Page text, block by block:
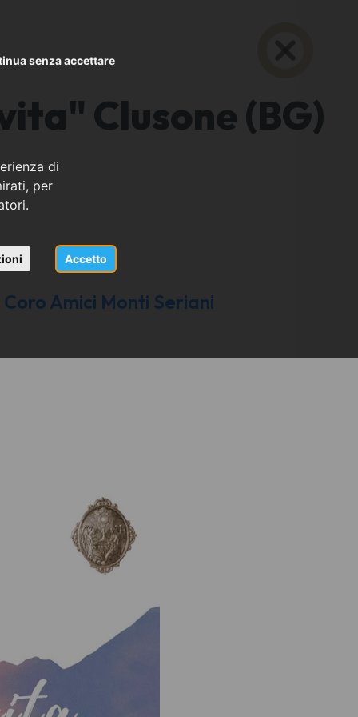
di
per
Accetto
senza accettare
Clusone (BG)
Amici Monti Seriani